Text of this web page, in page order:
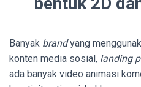
Banyak brandyang
konten media sosial, landing
ada banyak video animasi